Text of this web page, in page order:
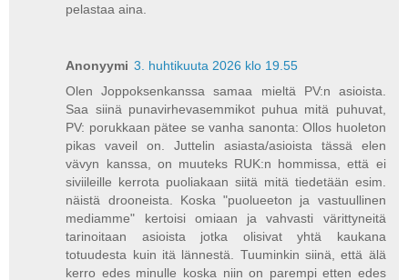
pelastaa aina.
Anonyymi 3. huhtikuuta 2026 klo 19.55
Olen Joppoksenkanssa samaa mieltä PV:n asioista.
Saa siinä punavirhevasemmikot puhua mitä puhuvat,
PV: porukkaan pätee se vanha sanonta: Ollos huoleton
pikas vaveil on. Juttelin asiasta/asioista tässä elen
vävyn kanssa, on muuteks RUK:n hommissa, että ei
siviileille kerrota puoliakaan siitä mitä tiedetään esim.
näistä drooneista. Koska "puolueeton ja vastuullinen
mediamme" kertoisi omiaan ja vahvasti värittyneitä
tarinoitaan asioista jotka olisivat yhtä kaukana
totuudesta kuin itä lännestä. Tuuminkin siinä, että älä
kerro edes minulle koska niin on parempi etten edes